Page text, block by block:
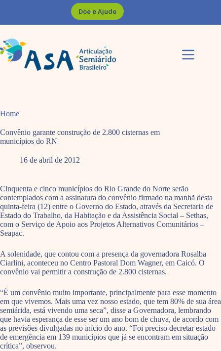
Doe e Ajude
Home
Convênio garante construção de 2.800 cisternas em
municípios do RN
16 de abril de 2012
Cinquenta e cinco municípios do Rio Grande do Norte serão
contemplados com a assinatura do convênio firmado na manhã desta
quinta-feira (12) entre o Governo do Estado, através da Secretaria de
Estado do Trabalho, da Habitação e da Assistência Social – Sethas,
com o Serviço de Apoio aos Projetos Alternativos Comunitários –
Seapac.
A solenidade, que contou com a presença da governadora Rosalba
Ciarlini, aconteceu no Centro Pastoral Dom Wagner, em Caicó. O
convênio vai permitir a construção de 2.800 cisternas.
“É um convênio muito importante, principalmente para esse momento
em que vivemos. Mais uma vez nosso estado, que tem 80% de sua área
semiárida, está vivendo uma seca”, disse a Governadora, lembrando
que havia esperança de esse ser um ano bom de chuva, de acordo com
as previsões divulgadas no início do ano. “Foi preciso decretar estado
de emergência em 139 municípios que já se encontram em situação
crítica”, observou.